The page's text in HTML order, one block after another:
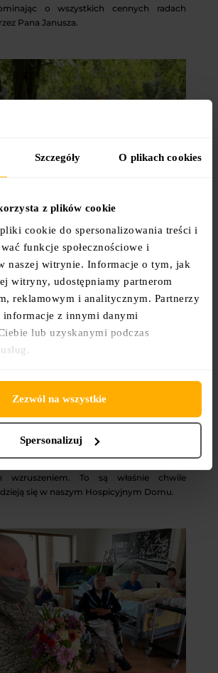
Szczegóły O plikach cookies
z plików cookie
cookie do spersonalizowania treści i
funkcje społecznościowe i
naszej witrynie. Informacje o tym, jak
witryny, udostępniamy partnerom
reklamowym i analitycznym. Partnerzy
informacje z innymi danymi
lub uzyskanymi podczas
Zezwól na wszystkie
Spersonalizuj
o wszystkich cennych radach
Pana Janusza.
Podopieczny, ogromny fan kina, bywalec
festiwali dostrzegł Dawida i poprosił o
od razu znaleźli wspólny temat do
się w kinowym świecie. Radość
wzruszeniem. To są właśnie chwile
się w naszym Hospicyjnym Domu.